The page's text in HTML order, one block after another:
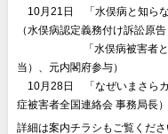
10月21日 「⽔俣病と知ら
（⽔俣病認定義務付け訴訟原告
「⽔俣病被害者
当）、 元内閣府参与）
10月28日 「なぜいまさら
症被害者全国連絡会 事務局⻑）
詳細は案内チラシもご覧くださ